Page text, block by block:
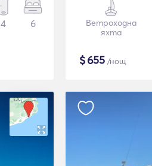
4 6
Ветроходна
яхта
$655 /нощ